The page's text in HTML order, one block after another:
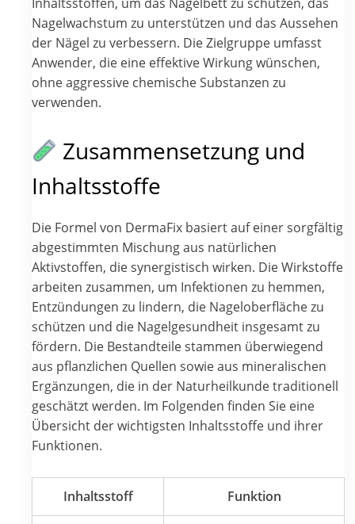
Nagelwachstum zu unterstützen und das Aussehen
der Nägel zu verbessern. Die Zielgruppe umfasst
Anwender, die eine effektive Wirkung wünschen,
ohne aggressive chemische Substanzen zu
verwenden.
Zusammensetzung und
Inhaltsstoffe
Die Formel von DermaFix basiert auf einer sorgfältig
abgestimmten Mischung aus natürlichen
Aktivstoffen, die synergistisch wirken. Die Wirkstoffe
arbeiten zusammen, um Infektionen zu hemmen,
Entzündungen zu lindern, die Nageloberfläche zu
schützen und die Nagelgesundheit insgesamt zu
fördern. Die Bestandteile stammen überwiegend
aus pflanzlichen Quellen sowie aus mineralischen
Ergänzungen, die in der Naturheilkunde traditionell
geschätzt werden. Im Folgenden finden Sie eine
Übersicht der wichtigsten Inhaltsstoffe und ihrer
Funktionen.
Inhaltsstoff Funktion